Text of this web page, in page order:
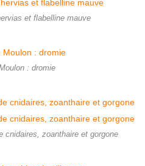
et flabelline mauve
: dromie
cnidaires, zoanthaire et gorgone